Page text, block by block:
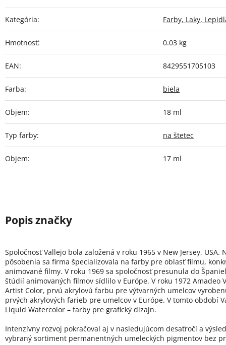
Kategória: Farby, Laky,
Hmotnosť: 0.03 kg
EAN: 8429551705103
Farba: biela
Objem: 18 ml
Typ farby: na štetec
Objem: 17 ml
Spoločnosť Vallejo bola založená v roku 1965 v New Jersey, USA.
pôsobenia sa firma špecializovala na farby pre oblasť filmu,
animované filmy. V roku 1969 sa spoločnosť presunula do
štúdií animovaných filmov sídlilo v Európe. V roku 1972 Amadeo
Artist Color, prvú akrylovú farbu pre výtvarných umelcov
prvých akrylových farieb pre umelcov v Európe. V tomto období
Liquid Watercolor – farby pre grafický dizajn.
Intenzívny rozvoj pokračoval aj v nasledujúcom desaťročí a
vybraný sortiment permanentných umeleckých pigmentov bez